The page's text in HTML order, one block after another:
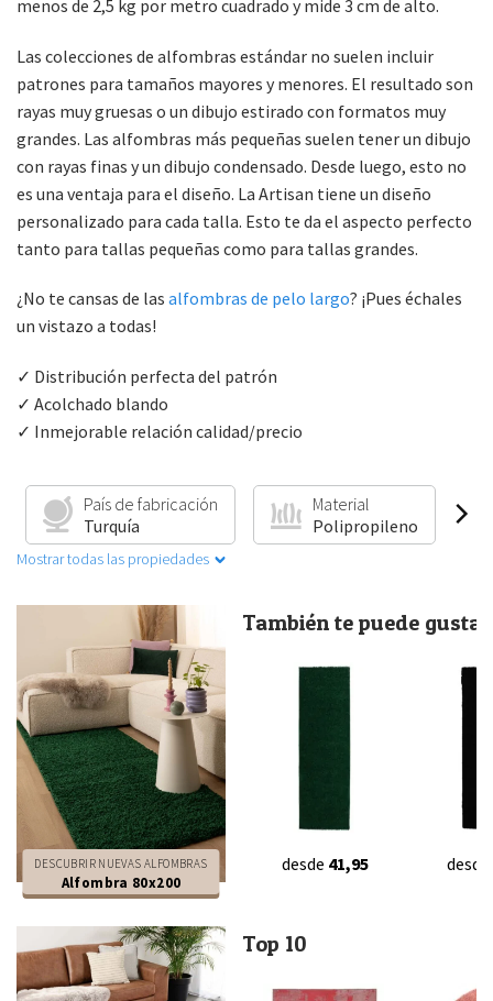
menos de 2,5 kg por metro cuadrado y mide 3 cm de alto.
Las colecciones de alfombras estándar no suelen incluir
patrones para tamaños mayores y menores. El resultado son
rayas muy gruesas o un dibujo estirado con formatos muy
grandes. Las alfombras más pequeñas suelen tener un dibujo
con rayas finas y un dibujo condensado. Desde luego, esto no
es una ventaja para el diseño. La Artisan tiene un diseño
personalizado para cada talla. Esto te da el aspecto perfecto
tanto para tallas pequeñas como para tallas grandes.
¿No te cansas de las alfombras de pelo largo? ¡Pues échales
un vistazo a todas!
✓ Distribución perfecta del patrón
✓ Acolchado blando
✓ Inmejorable relación calidad/precio
País de fabricación
Turquía
Material
Polipropileno
Mostrar todas las propiedades
DESCUBRIR NUEVAS ALFOMBRAS
Alfombra 80x200
También te puede
desde 41,95 desde
Top 10